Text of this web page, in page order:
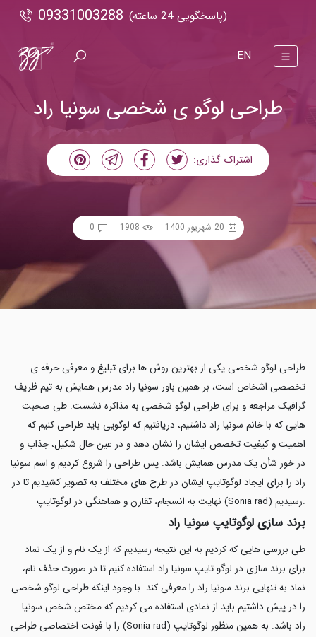
(پاسخگویی 24 ساعته) 09331003288
EN
طراحی لوگو ی شخصی سونیا راد
اشتراک گذاری:
20 شهریور 1400 1908
0
طراحی لوگو شخصی یکی از بهترین روش ها برای تبلیغ و معرفی حرفه ی
تخصصی اشخاص است، بر همین باور سونیا راد مدرس همایش به تیم ظریف
گرافیک مراجعه و برای طراحی لوگو شخصی به مذاکره نشست. طی صحبت
هایی که با خانم سونیا راد داشتیم، دریافتیم که لوگویی باید طراحی کنیم که
اهمیت و کیفیت تخصص ایشان را نشان دهد و در عین حال شکیل، جذاب و
در خور شأن یک مدرس همایش باشد. پس طراحی را شروع کردیم و اسم سونیا
راد را برای ایجاد لوگوتایپ ایشان در طرح های مختلف به تصویر کشیدیم تا در
نهایت به انسجام، تقارن و هماهنگی در لوگوتایپ (Sonia rad) رسیدیم.
برند سازی لوگوتایپ سونیا راد
طی بررسی هایی که کردیم به این نتیجه رسیدیم که از یک نام و از یک نماد
برای برند سازی در لوگو تایپ سونیا راد استفاده کنیم تا در صورت حذف نام،
نماد به تنهایی برند سونیا راد را معرفی کند. با وجود اینکه طراحی لوگو شخصی
را در پیش داشتیم باید از نمادی استفاده می کردیم که مختص شخص سونیا
راد باشد. به همین منظور لوگوتایپ (Sonia rad) را با فونت اختصاصی طراحی